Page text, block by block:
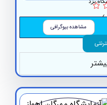
مشاهده بیوگرافی